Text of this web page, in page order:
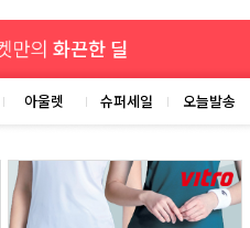
아울렛 슈퍼세일 오늘발송